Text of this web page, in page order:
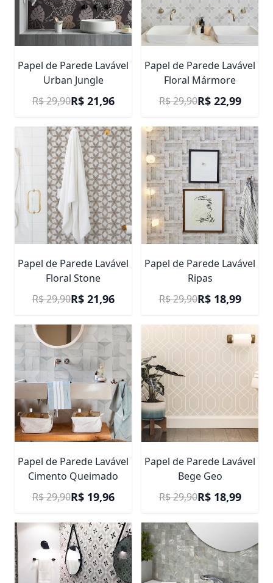
Papel de Parede Lavável
Urban Jungle
Preço Promocional
R$ 21,96
R$ 29,90
Papel de Parede Lavável
Floral Mármore
Preço Promocional
R$ 22,99
R$ 29,90
Papel de Parede Lavável
Floral Stone
Preço Promocional
R$ 21,96
R$ 29,90
Papel de Parede Lavável
Ripas
Preço Promocional
R$ 18,99
R$ 29,90
Papel de Parede Lavável
Cimento Queimado
Preço Promocional
R$ 19,96
R$ 29,90
Papel de Parede Lavável
Bege Geo
Preço Promocional
R$ 18,99
R$ 29,90